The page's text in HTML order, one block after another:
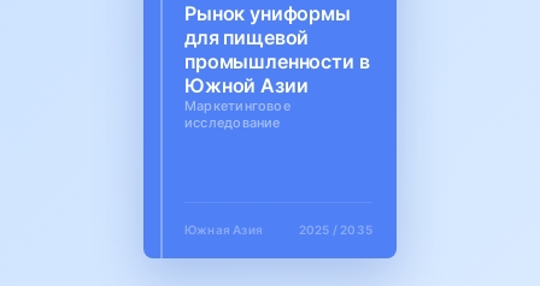
Рынок униформы
для пищевой
промышленности в
Южной Азии
Маркетинговое
исследование
Южная Азия 2025 / 2035